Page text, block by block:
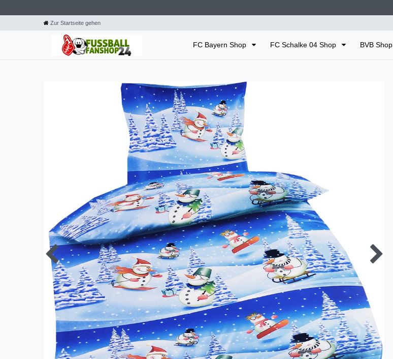
Zur Startseite gehen
FC Bayern Shop FC Schalke 04 Shop BVB Shop